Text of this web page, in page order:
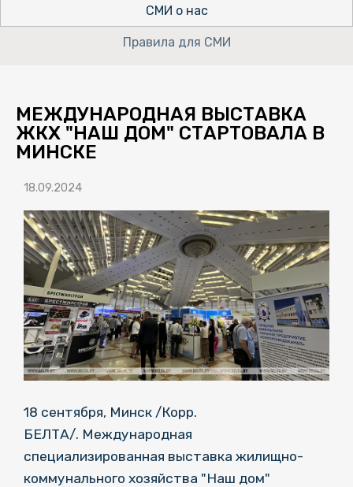
СМИ о нас
Правила для СМИ
МЕЖДУНАРОДНАЯ ВЫСТАВКА
ЖКХ "НАШ ДОМ" СТАРТОВАЛА В
МИНСКЕ
18.09.2024
18 сентября, Минск /Корр.
БЕЛТА/. Международная
специализированная выставка жилищно-
коммунального хозяйства "Наш дом"